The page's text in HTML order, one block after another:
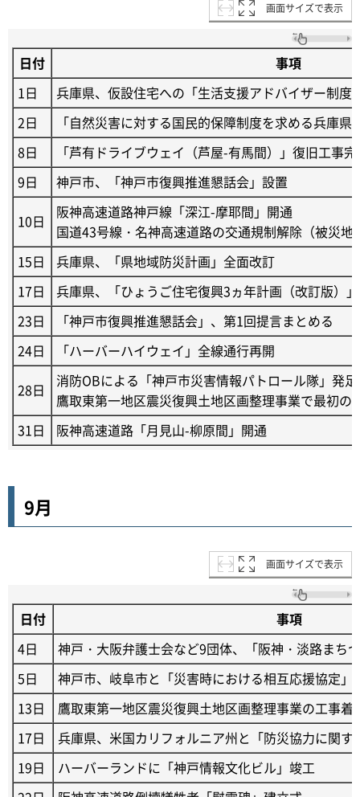
画面サイズで表示
日付
事項
1日
兵庫県、仮設住宅への「生活支援アドバイザー制度
2日
「自然災害に対する国民的保障制度を求める兵庫県
8日
「芦有ドライブウェイ（芦屋-有馬間）」復旧工事
9日
神戸市、「神戸市復興推進懇話会」設置
10日
阪神高速道路神戸線「深江-摩耶間」開通
国道43号線・名神高速道路の交通規制解除（被災
15日
兵庫県、「県地域防災計画」全面改訂
17日
兵庫県、「ひょうご住宅復興3ヵ年計画（改訂版）
23日
「神戸市復興推進懇話会」、第1回提言まとめる
24日
「ハーバーハイウェイ」全線通行再開
28日
消防OBによる「神戸市災害情報パトロール隊」発足
鷹取東第一地区震災復興土地区画整理事業で最初の
31日
阪神高速道路「月見山-柳原間」開通
9月
画面サイズで表示
日付
事項
4日
神戸・大阪弁護士会など9団体、「阪神・淡路まち
5日
神戸市、岐阜市と「災害時における相互応援協定」
13日
鷹取東第一地区震災復興土地区画整理事業の工事着
17日
兵庫県、米国カリフォルニア州と「防災協力に関す
19日
ハーバーランドに「神戸情報文化ビル」竣工